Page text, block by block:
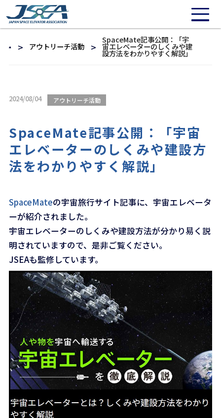
アウトリーチ活動
SpaceMate記事公開：「宇
宙エレベーターのしくみや建
設方法をわかりやすく解説」
2024/08/04 アウトリーチ活動
SpaceMate記事公開：「宇宙
エレベーターのしくみや建設方
法をわかりやすく解説」
SpaceMateの宇宙旅行サイト記事に、宇宙エレベータ
ーが紹介されました。
宇宙エレベーターのしくみや建設方法が分かり易く説
明されていますので、是非ご覧ください。
JSEAも監修しています。